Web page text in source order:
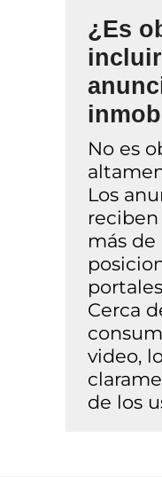
¿Es
No es
Los
más de
Cerca
video,
de los